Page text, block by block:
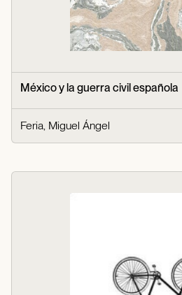
México y la guerra civil española
Feria, Miguel Ángel